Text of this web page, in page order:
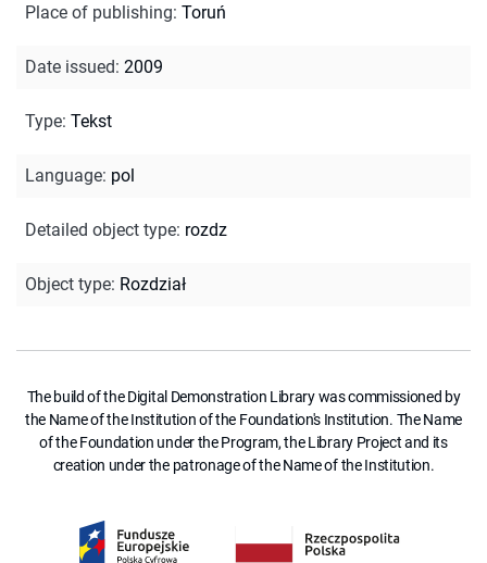
Place of publishing: Toruń
Date issued: 2009
Type: Tekst
Language: pol
Detailed object type: rozdz
Object type: Rozdział
The build of the Digital Demonstration Library was commissioned by
the Name of the Institution of the Foundation's Institution. The Name
of the Foundation under the Program, the Library Project and its
creation under the patronage of the Name of the Institution.